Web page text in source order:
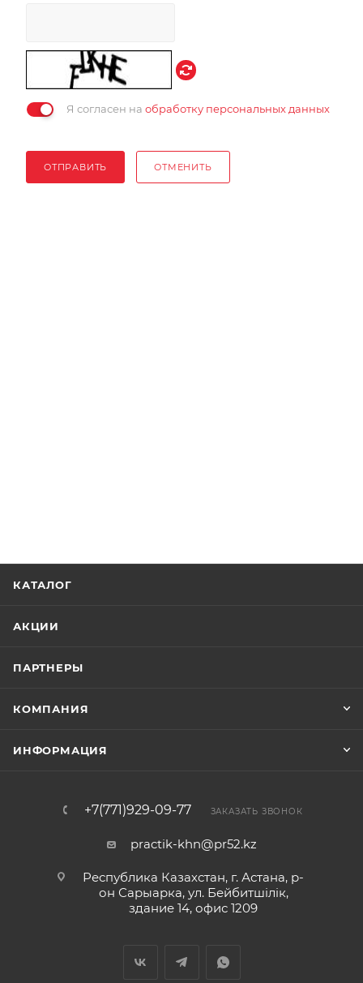
Я согласен на обработку персональных данных
ОТПРАВИТЬ ОТМЕНИТЬ
КАТАЛОГ
АКЦИИ
ПАРТНЕРЫ
КОМПАНИЯ
ИНФОРМАЦИЯ
+7(771)929-09-77 ЗАКАЗАТЬ ЗВОНОК
practik-khn@pr52.kz
Республика Казахстан, г. Астана, р-
он Сарыарка, ул. Бейбитшiлiк,
здание 14, офис 1209